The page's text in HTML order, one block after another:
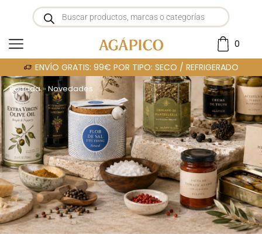
0
ENVÍO GRATIS: 99€ POR TIPO: SECO / REFRIGERADO
Portada» Novedades